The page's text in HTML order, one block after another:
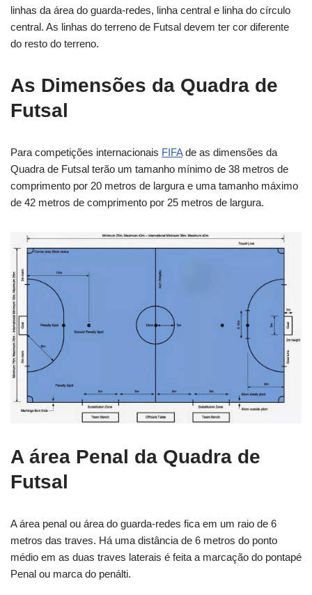
linhas da área do guarda-redes, linha central e linha do círculo
central. As linhas do terreno de Futsal devem ter cor diferente
do resto do terreno.
As Dimensões da Quadra de
Futsal
Para competições internacionais FIFAde as dimensões da
Quadra de Futsal terão um tamanho mínimo de 38 metros de
comprimento por 20 metros de largura e uma tamanho máximo
de 42 metros de comprimento por 25 metros de largura.
A área Penal da Quadra de
Futsal
A área penal ou área do guarda-redes fica em um raio de 6
metros das traves. Há uma distância de 6 metros do ponto
médio em as duas traves laterais é feita a marcação do pontapé
Penal ou marca do penálti.